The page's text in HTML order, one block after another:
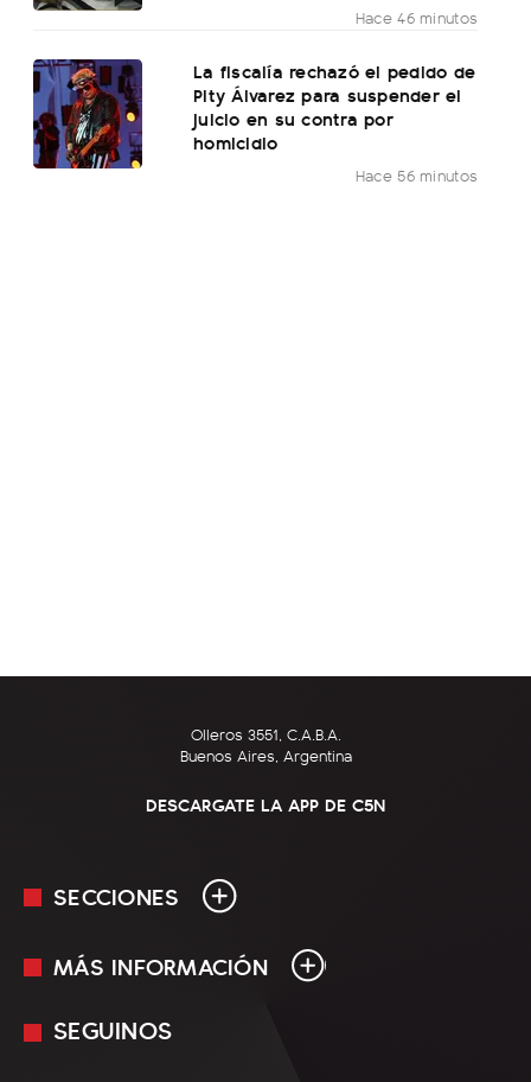
Hace 46 minutos
La fiscalía rechazó el pedido de
Pity Álvarez para suspender el
juicio en su contra por
homicidio
Hace 56 minutos
Olleros 3551, C.A.B.A.
Buenos Aires, Argentina
DESCARGATE LA APP DE C5N
SECCIONES
En Vivo
MÁS INFORMACIÓN
Mediakit
SEGUINOS